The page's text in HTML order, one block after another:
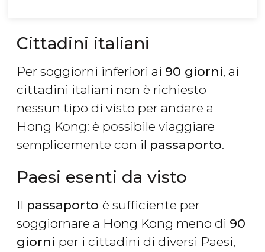
Cittadini italiani
Per soggiorni inferiori ai 90 giorni, ai
cittadini italiani non è richiesto
nessun tipo di visto per andare a
Hong Kong: è possibile viaggiare
semplicemente con il passaporto.
Paesi esenti da visto
Il passaporto è sufficiente per
soggiornare a Hong Kong meno di 90
giorni per i cittadini di diversi Paesi,